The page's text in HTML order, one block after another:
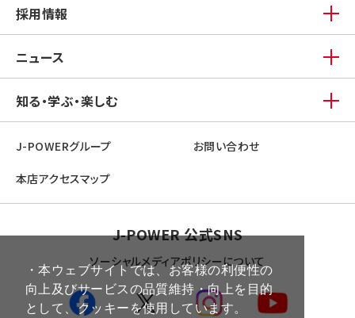
・本ウェブサイトでは、お客様の利便性の
向上及びサービスの品質維持・向上を目的
として、クッキーを使用しています。
採用情報
ニュース
知る・学ぶ・楽しむ
J-POWERグループ お問い合わせ
本店アクセスマップ
J-POWER 公式SNS
ソーシャルメディアポリシーについて